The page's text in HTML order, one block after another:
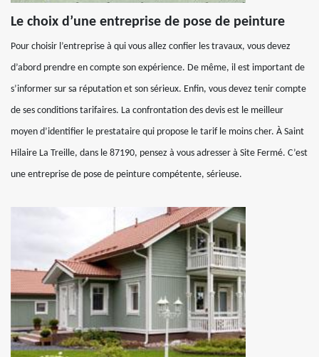
Le choix d’une entreprise de pose de peinture
Pour choisir l’entreprise à qui vous allez confier les travaux, vous devez
d’abord prendre en compte son expérience. De même, il est important de
s’informer sur sa réputation et son sérieux. Enfin, vous devez tenir compte
de ses conditions tarifaires. La confrontation des devis est le meilleur
moyen d’identifier le prestataire qui propose le tarif le moins cher. À Saint
Hilaire La Treille, dans le 87190, pensez à vous adresser à Site Fermé. C’est
une entreprise de pose de peinture compétente, sérieuse.